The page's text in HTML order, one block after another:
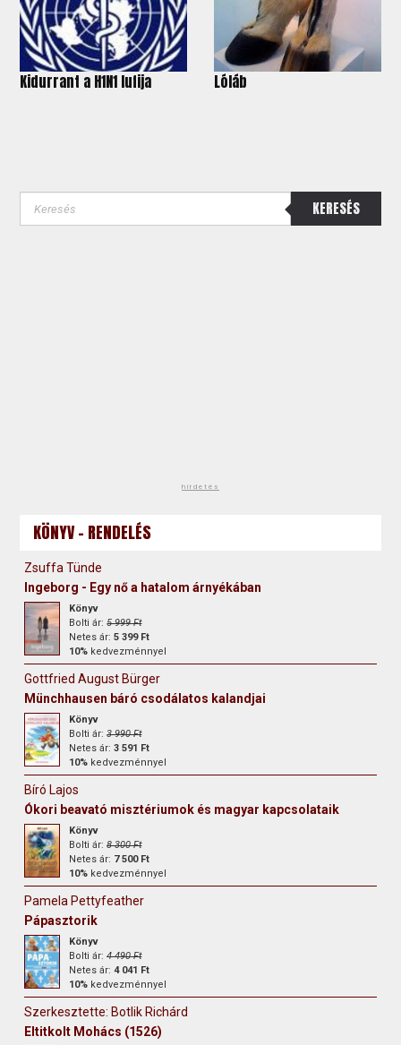
Kidurrant a H1N1 lufija Lóláb
KERESÉS
hirdetés
KÖNYV - RENDELÉS
Zsuffa Tünde
Ingeborg - Egy nő a hatalom árnyékában
Könyv
Bolti ár:5 999 Ft
Netes ár:5 399 Ft
10% kedvezménnyel
Gottfried August Bürger
Münchhausen báró csodálatos kalandjai
Könyv
Bolti ár:3 990 Ft
Netes ár:3 591 Ft
10% kedvezménnyel
Bíró Lajos
Ókori beavató misztériumok és magyar kapcsolataik
Könyv
Bolti ár:8 300 Ft
Netes ár: 7 500 Ft
10% kedvezménnyel
Pamela Pettyfeather
Pápasztorik
Könyv
Bolti ár:4 490 Ft
Netes ár:4 041 Ft
10% kedvezménnyel
Szerkesztette: Botlik Richárd
Eltitkolt Mohács (1526)